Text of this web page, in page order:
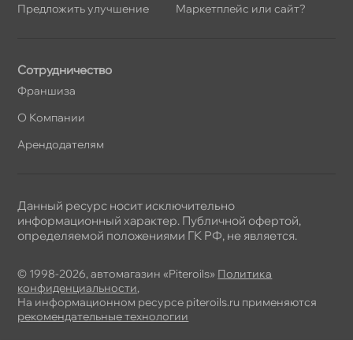
Предложить улучшение
Маркетплейс или сайт?
Сотрудничество
Франшиза
О Компании
Арендодателям
© 1998-2026, автомагазин «Piteroils» Политика
конфиденциальности,
На информационном ресурсе piteroils.ru применяются
рекомендательные технологии
Данный ресурс носит исключительно
информационный характер. Публичной офертой,
определяемой положениями ГК РФ, не является.